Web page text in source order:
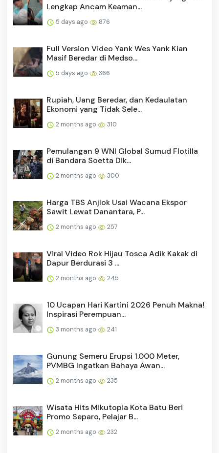
Lengkap Ancam Keaman...
5 days ago 876
Full Version Video Yank Wes Yank Kian
Masif Beredar di Medso...
5 days ago 366
Rupiah, Uang Beredar, dan Kedaulatan
Ekonomi yang Tidak Sele...
2 months ago 310
Pemulangan 9 WNI Global Sumud Flotilla
di Bandara Soetta Dik...
2 months ago 300
Harga TBS Anjlok Usai Wacana Ekspor
Sawit Lewat Danantara, P...
2 months ago 257
Viral Video Rok Hijau Tosca Adik Kakak di
Dapur Berdurasi 3 ...
2 months ago 245
10 Ucapan Hari Kartini 2026 Penuh Makna!
Inspirasi Perempuan...
3 months ago 241
Gunung Semeru Erupsi 1.000 Meter,
PVMBG Ingatkan Bahaya Awan...
2 months ago 235
Wisata Hits Mikutopia Kota Batu Beri
Promo Separo, Pelajar B...
2 months ago 232